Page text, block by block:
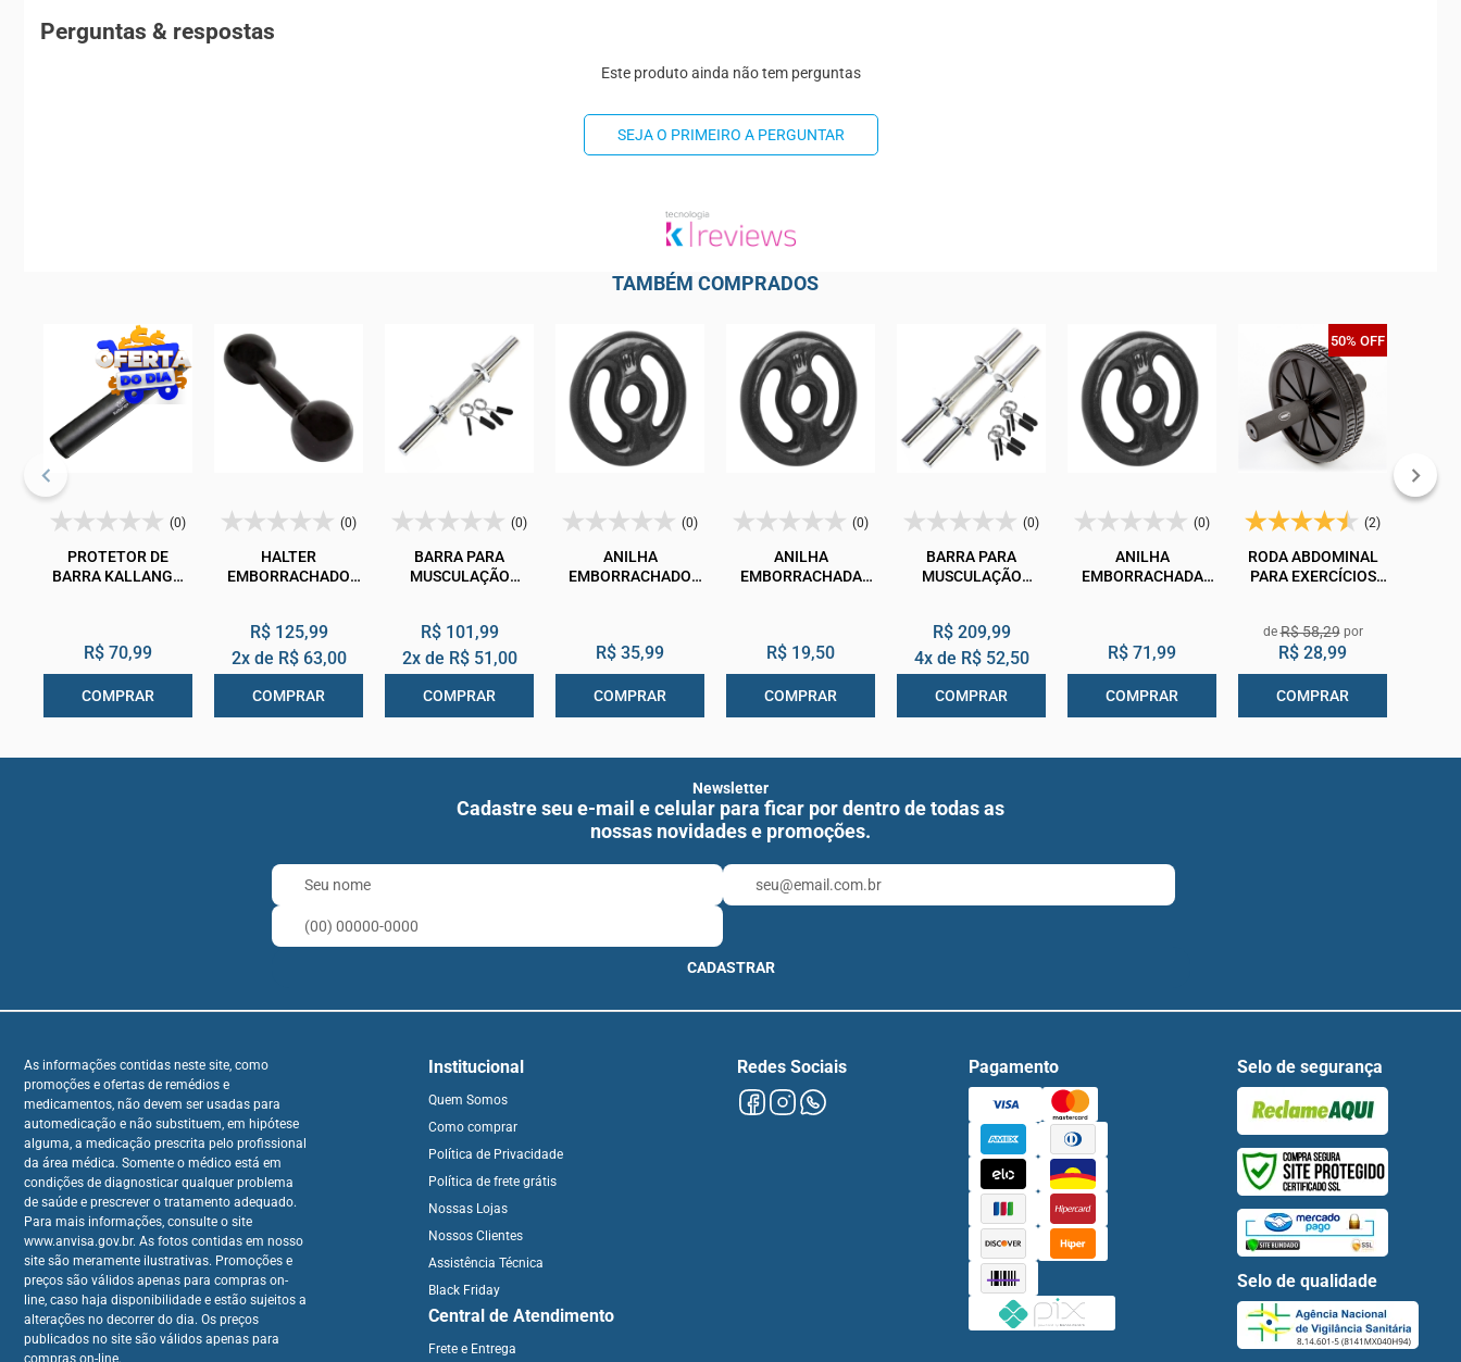
Perguntas & respostas
Este produto ainda não tem perguntas
SEJA O PRIMEIRO A PERGUNTAR
TAMBÉM COMPRADOS
(0)
PROTETOR DE
BARRA KALLANGO
R$ 70,99
COMPRAR
(0)
HALTER
EMBORRACHADO
R$ 125,99
2x de R$ 63,00
COMPRAR
(0)
BARRA PARA
MUSCULAÇÃO
40CM UNIDADE
R$ 101,99
2x de R$ 51,00
COMPRAR
(0)
ANILHA
EMBORRACHADO
R$ 35,99
COMPRAR
(0)
ANILHA
EMBORRACHADA
R$ 19,50
COMPRAR
(0)
BARRA PARA
MUSCULAÇÃO
40CM PAR
R$ 209,99
4x de R$ 52,50
COMPRAR
(0)
ANILHA
EMBORRACHADA
R$ 71,99
COMPRAR
50% OFF
(2)
RODA ABDOMINAL
PARA EXERCÍCIOS
R$ 58,29
R$ 28,99
COMPRAR
Newsletter
Cadastre seu e-mail e celular para ficar por dentro de todas as
nossas novidades e promoções.
CADASTRAR
As informações contidas neste site, como
promoções e ofertas de remédios e
medicamentos, não devem ser usadas para
automedicação e não substituem, em hipótese
alguma, a medicação prescrita pelo profissional
da área médica. Somente o médico está em
condições de diagnosticar qualquer problema
de saúde e prescrever o tratamento adequado.
Para mais informações, consulte o site
www.anvisa.gov.br. As fotos contidas em nosso
site são meramente ilustrativas. Promoções e
preços são válidos apenas para compras on-
line, caso haja disponibilidade e estão sujeitos a
alterações no decorrer do dia. Os preços
publicados no site são válidos apenas para
Institucional
Quem Somos
Como comprar
Política de Privacidade
Política de frete grátis
Nossas Lojas
Nossos Clientes
Assistência Técnica
Black Friday
Central de Atendimento
Frete e Entrega
Redes Sociais Pagamento Selo de segurança
Selo de qualidade